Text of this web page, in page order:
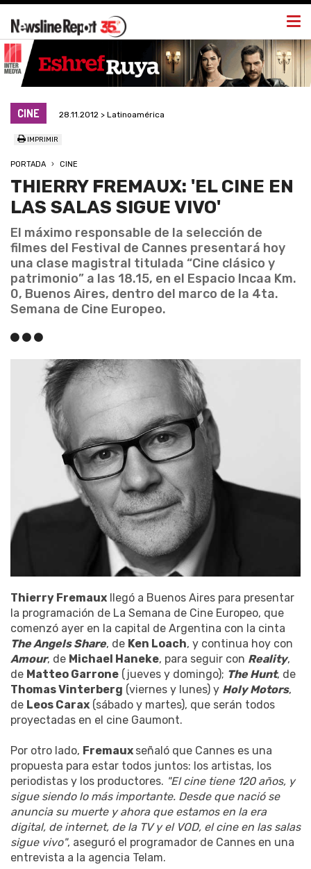
CINE 28.11.2012 > Latinoamérica
IMPRIMIR
PORTADA CINE
THIERRY FREMAUX: 'EL CINE EN
LAS SALAS SIGUE VIVO'
El máximo responsable de la selección de
filmes del Festival de Cannes presentará hoy
una clase magistral titulada “Cine clásico y
patrimonio” a las 18.15, en el Espacio Incaa Km.
0, Buenos Aires, dentro del marco de la 4ta.
Semana de Cine Europeo.
Thierry Fremaux llegó a Buenos Aires para presentar
la programación de La Semana de Cine Europeo, que
comenzó ayer en la capital de Argentina con la cinta
The Angels Share, de Ken Loach, y continua hoy con
Amour, de Michael Haneke, para seguir con Reality,
de Matteo Garrone (jueves y domingo); The Hunt, de
Thomas Vinterberg (viernes y lunes) y Holy Motors,
de Leos Carax (sábado y martes), que serán todos
proyectadas en el cine Gaumont.
Por otro lado, Fremaux señaló que Cannes es una
propuesta para estar todos juntos: los artistas, los
periodistas y los productores. "El cine tiene 120 años, y
sigue siendo lo más importante. Desde que nació se
anuncia su muerte y ahora que estamos en la era
digital, de internet, de la TV y el VOD, el cine en las salas
sigue vivo", aseguró el programador de Cannes en una
entrevista a la agencia Telam.